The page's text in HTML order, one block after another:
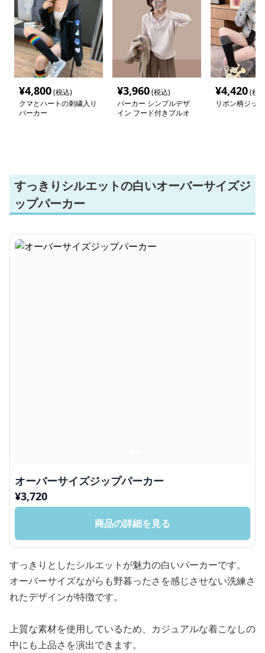
¥4,800(税込)
クマとハートの刺繍入り
パーカー
¥3,960(税込)
パーカー シンプルデザ
イン フード付きプルオ
¥4,420(税
リボン柄ジッ
すっきりシルエットの白いオーバーサイズジ
ップパーカー
オーバーサイズジップパーカー
¥3,720
商品の詳細を見る
すっきりとしたシルエットが魅力の白いパーカーです。
オーバーサイズながらも野暮ったさを感じさせない洗練さ
れたデザインが特徴です。
上質な素材を使用しているため、カジュアルな着こなしの
中にも上品さを演出できます。